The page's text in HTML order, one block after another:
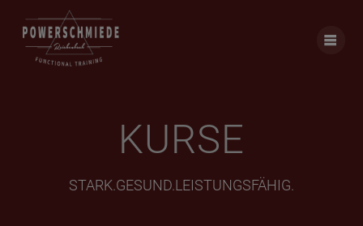
KURSE
STARK.GESUND.LEISTUNGSFÄHIG.